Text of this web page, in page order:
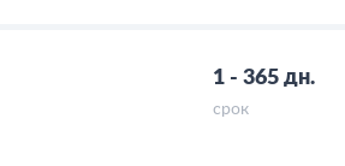
1 - 365 дн.
срок